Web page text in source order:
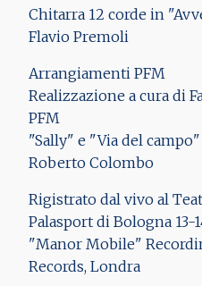
Chitarra 12 corde in
Flavio Premoli
Arrangiamenti PFM
Realizzazione a cura di
PFM
"Sally" e "Via del
Roberto Colombo
Rigistrato dal vivo al
Palasport di Bologna 13-
"Manor Mobile"
Records, Londra